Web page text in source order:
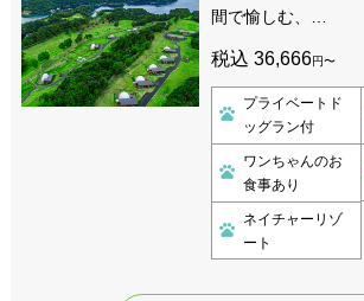
間で愉しむ、…
税込 36,666円〜
プライベートド
ッグラン付
ワンちゃんのお
食事あり
ネイチャーリゾ
ート